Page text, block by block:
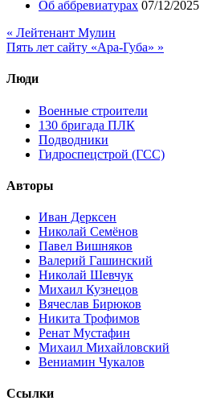
Об аббревиатурах 07/12/2025
« Лейтенант Мулин
Пять лет сайту «Ара-Губа» »
Люди
Военные строители
130 бригада ПЛК
Подводники
Гидроспецстрой (ГСС)
Авторы
Иван Дерксен
Николай Семёнов
Павел Вишняков
Валерий Гашинский
Николай Шевчук
Михаил Кузнецов
Вячеслав Бирюков
Никита Трофимов
Ренат Мустафин
Михаил Михайловский
Вениамин Чукалов
Ссылки